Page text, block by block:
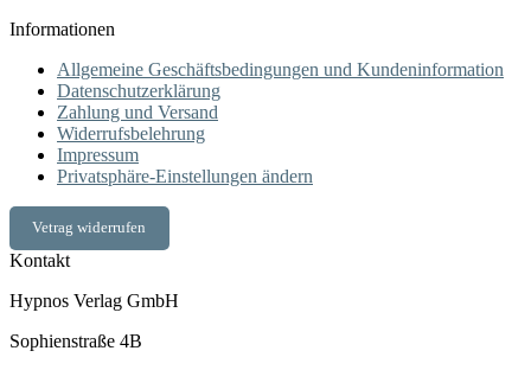
Informationen
Allgemeine Geschäftsbedingungen und Kundeninformation
Datenschutzerklärung
Zahlung und Versand
Widerrufsbelehrung
Impressum
Privatsphäre-Einstellungen ändern
Vetrag widerrufen
Kontakt
Hypnos Verlag GmbH
Sophienstraße 4B